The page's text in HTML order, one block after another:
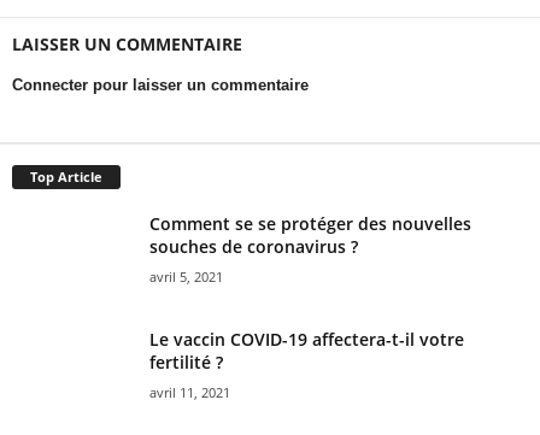
LAISSER UN COMMENTAIRE
Connecter pour laisser un commentaire
Top Article
Comment se se protéger des nouvelles
souches de coronavirus ?
avril 5, 2021
Le vaccin COVID-19 affectera-t-il votre
fertilité ?
avril 11, 2021